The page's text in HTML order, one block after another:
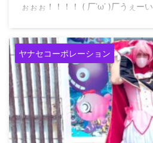
ぉぉぉ！！！！ ( 厂˙ω˙ )厂うぇーい
ヤナセコーポレーション